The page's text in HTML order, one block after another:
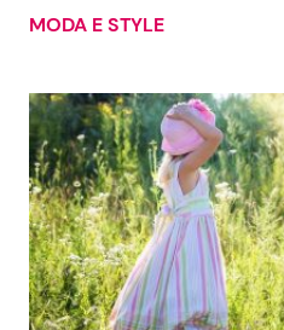
ShowBiz
News Cinema
News Musica
News Spettacolo
MODA E STYLE